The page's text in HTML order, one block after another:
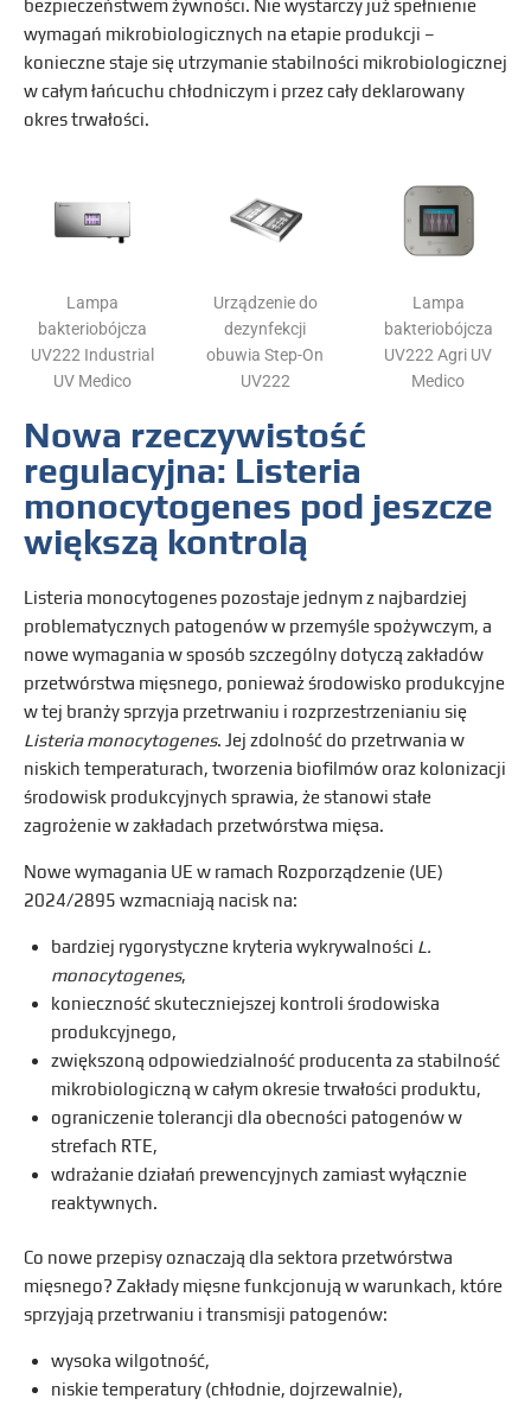
bezpieczeństwem żywności. Nie wystarczy już spełnienie
wymagań mikrobiologicznych na etapie produkcji –
konieczne staje się utrzymanie stabilności mikrobiologicznej
w całym łańcuchu chłodniczym i przez cały deklarowany
okres trwałości.
Lampa
bakteriobójcza
UV222 Industrial
UV Medico
Urządzenie do
dezynfekcji
obuwia Step-On
UV222
Lampa
bakteriobójcza
UV222 Agri UV
Medico
Nowa rzeczywistość
regulacyjna: Listeria
monocytogenes pod jeszcze
większą kontrolą
Listeria monocytogenes pozostaje jednym z najbardziej
problematycznych patogenów w przemyśle spożywczym, a
nowe wymagania w sposób szczególny dotyczą zakładów
przetwórstwa mięsnego, ponieważ środowisko produkcyjne
w tej branży sprzyja przetrwaniu i rozprzestrzenianiu się
Listeria monocytogenes. Jej zdolność do przetrwania w
niskich temperaturach, tworzenia biofilmów oraz kolonizacji
środowisk produkcyjnych sprawia, że stanowi stałe
zagrożenie w zakładach przetwórstwa mięsa.
Nowe wymagania UE w ramach Rozporządzenie (UE)
2024/2895 wzmacniają nacisk na:
bardziej rygorystyczne kryteria wykrywalności L.
monocytogenes,
konieczność skuteczniejszej kontroli środowiska
produkcyjnego,
zwiększoną odpowiedzialność producenta za stabilność
mikrobiologiczną w całym okresie trwałości produktu,
ograniczenie tolerancji dla obecności patogenów w
strefach RTE,
wdrażanie działań prewencyjnych zamiast wyłącznie
reaktywnych.
Co nowe przepisy oznaczają dla sektora przetwórstwa
mięsnego? Zakłady mięsne funkcjonują w warunkach, które
sprzyjają przetrwaniu i transmisji patogenów:
wysoka wilgotność,
niskie temperatury (chłodnie, dojrzewalnie),